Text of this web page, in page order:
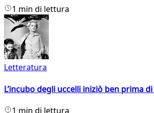
1 min di lettura
Letteratura
L’incubo degli uccelli iniziò ben prima
1 min di lettura